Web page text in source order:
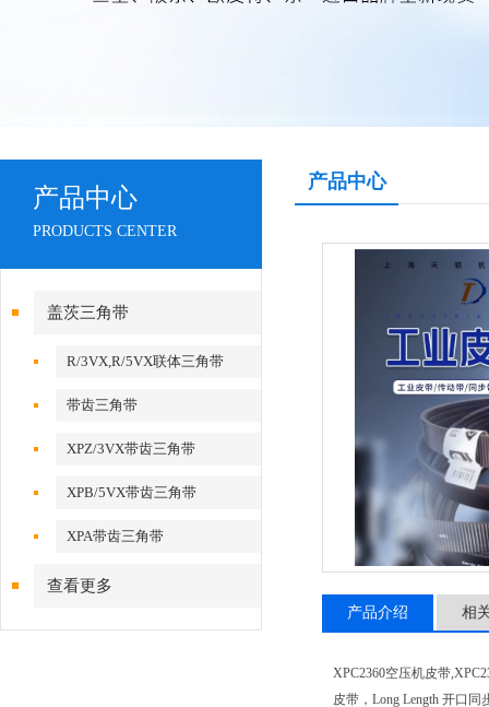
产品中心
PRODUCTS CENTER
盖茨三角带
R/3VX,R/5VX联体三角带
带齿三角带
XPZ/3VX带齿三角带
XPB/5VX带齿三角带
XPA带齿三角带
查看更多
产品中心
产品介绍 相
XPC2360空压机皮带
皮带，Long Length 开口同